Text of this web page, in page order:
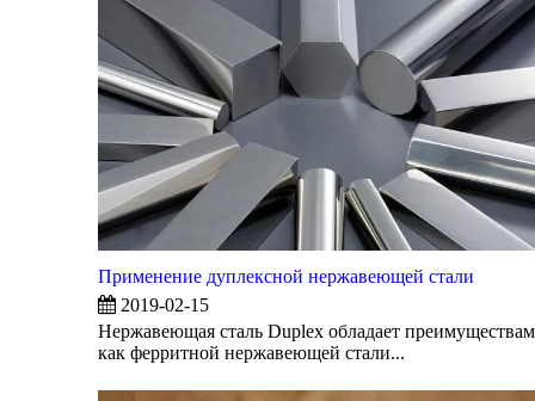
Применение дуплексной нержавеющей стали
2019-02-15
Нержавеющая сталь Duplex обладает
как ферритной нержавеющей стали...